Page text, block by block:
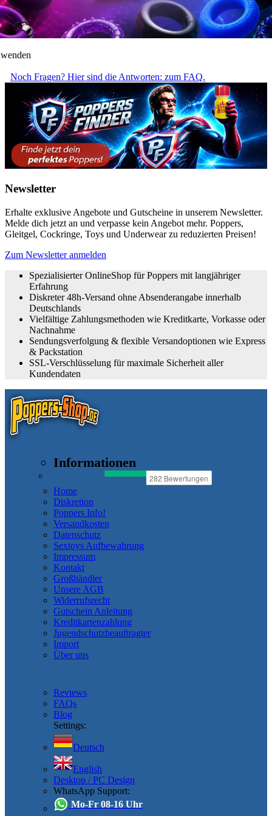
Noch Fragen? Hier sind die Antworten: zum FAQ.
Newsletter
Erhalte exklusive Angebote und Gutscheine in unserem Newsletter.
Melde dich jetzt an und verpasse kein Angebot mehr. Poppers,
Gleitgel, Cockringe, Toys und Underwear zu reduzierten Preisen!
Zum Newsletter anmelden
Spezialisierter OnlineShop für Poppers mit langjähriger
Erfahrung
Diskreter 48h-Versand ohne Absenderangabe innerhalb
Deutschlands
Vielfältige Zahlungsmethoden wie Kreditkarte, Vorkasse oder
Nachnahme
Sendungsverfolgung & flexible Versandoptionen wie Express
& Packstation
SSL-Verschlüsselung für maximale Sicherheit aller
Kundendaten
Informationen
Home
Diskretion
Poppers Info!
Versandkosten
Datenschutz
Sextoys Aufbewahrung
Impressum
Kontakt
Großhändler
Unsere AGB
Widerrufsrecht
Gutschein Anleitung
Kreditkartenzahlung
Jugendschutzbeauftragter
Import
Über uns
Reviews
FAQs
Blog
Settings:
Deutsch
English
Desktop / PC Design
WhatsApp Support:
Mo-Fr 08-16 Uhr